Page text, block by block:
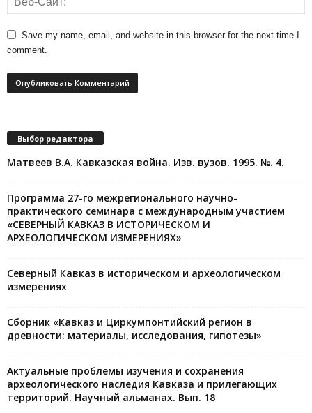
Save my name, email, and website in this browser for the next time I
comment.
Выбор редактора
Матвеев В.А. Кавказская война. Изв. вузов. 1995. №. 4.
Программа 27-го межрегионального научно-
практического семинара с международным участием
«СЕВЕРНЫЙ КАВКАЗ В ИСТОРИЧЕСКОМ И
АРХЕОЛОГИЧЕСКОМ ИЗМЕРЕНИЯХ»
Северный Кавказ в историческом и археологическом
измерениях
Сборник «Кавказ и Циркумпонтийский регион в
древности: материалы, исследования, гипотезы»
Актуальные проблемы изучения и сохранения
археологического наследия Кавказа и прилегающих
территорий. Научный альманах. Вып. 18